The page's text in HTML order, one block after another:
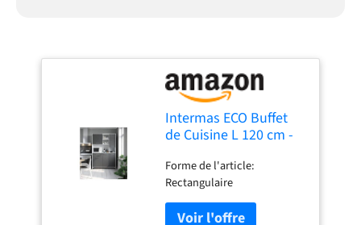
Intermas ECO Buffet
de Cuisine L 120 cm -
Forme de l'article:
Rectangulaire